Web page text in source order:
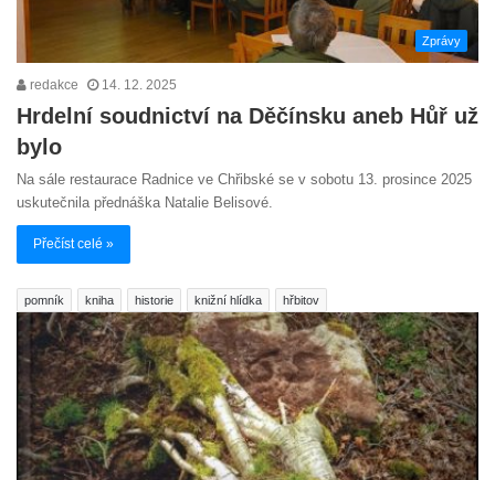
Zprávy
redakce 14. 12. 2025
Hrdelní soudnictví na Děčínsku aneb Hůř už
bylo
Na sále restaurace Radnice ve Chřibské se v sobotu 13. prosince 2025
uskutečnila přednáška Natalie Belisové.
Přečíst celé »
pomník kniha historie knižní hlídka hřbitov